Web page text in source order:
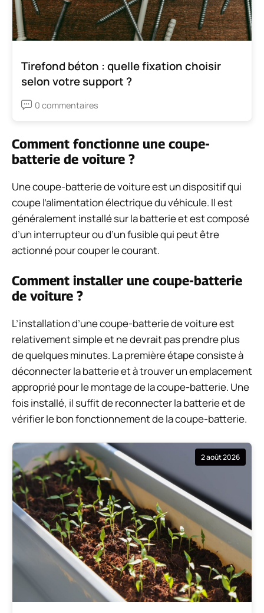
Tirefond béton : quelle fixation choisir
selon votre support ?
0 commentaires
Comment fonctionne une coupe-
batterie de voiture ?
Une coupe-batterie de voiture est un dispositif qui
coupe l’alimentation électrique du véhicule. Il est
généralement installé sur la batterie et est composé
d’un interrupteur ou d’un fusible qui peut être
actionné pour couper le courant.
Comment installer une coupe-batterie
de voiture ?
L’installation d’une coupe-batterie de voiture est
relativement simple et ne devrait pas prendre plus
de quelques minutes. La première étape consiste à
déconnecter la batterie et à trouver un emplacement
approprié pour le montage de la coupe-batterie. Une
fois installé, il suffit de reconnecter la batterie et de
vérifier le bon fonctionnement de la coupe-batterie.
2 août 2026